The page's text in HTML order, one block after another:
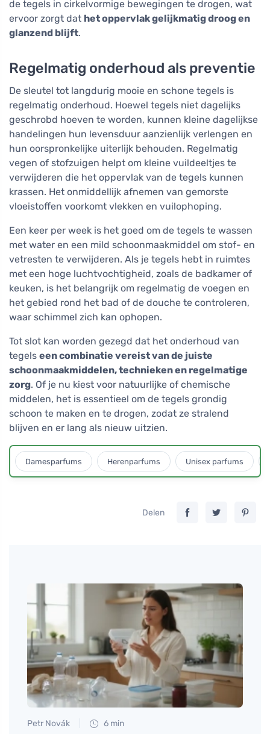
de tegels in cirkelvormige bewegingen te drogen, wat
ervoor zorgt dat het oppervlak gelijkmatig droog en
glanzend blijft.
Regelmatig onderhoud als preventie
De sleutel tot langdurig mooie en schone tegels is
regelmatig onderhoud. Hoewel tegels niet dagelijks
geschrobd hoeven te worden, kunnen kleine dagelijkse
handelingen hun levensduur aanzienlijk verlengen en
hun oorspronkelijke uiterlijk behouden. Regelmatig
vegen of stofzuigen helpt om kleine vuildeeltjes te
verwijderen die het oppervlak van de tegels kunnen
krassen. Het onmiddellijk afnemen van gemorste
vloeistoffen voorkomt vlekken en vuilophoping.
Een keer per week is het goed om de tegels te wassen
met water en een mild schoonmaakmiddel om stof- en
vetresten te verwijderen. Als je tegels hebt in ruimtes
met een hoge luchtvochtigheid, zoals de badkamer of
keuken, is het belangrijk om regelmatig de voegen en
het gebied rond het bad of de douche te controleren,
waar schimmel zich kan ophopen.
Tot slot kan worden gezegd dat het onderhoud van
tegels een combinatie vereist van de juiste
schoonmaakmiddelen, technieken en regelmatige
zorg. Of je nu kiest voor natuurlijke of chemische
middelen, het is essentieel om de tegels grondig
schoon te maken en te drogen, zodat ze stralend
blijven en er lang als nieuw uitzien.
Damesparfums Herenparfums Unisex parfums
Delen
Petr Novák 6 min